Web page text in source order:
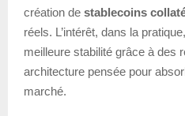
création de stablecoins
réels. L’intérêt, dans la
meilleure stabilité grâce à des
architecture pensée pour
marché.